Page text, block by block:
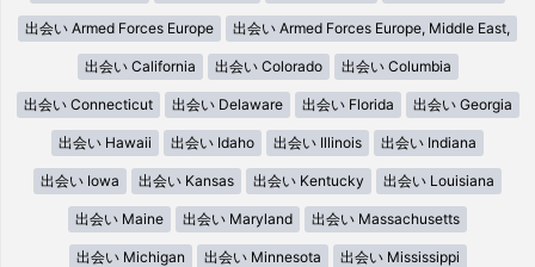
出会い Armed Forces Europe 出会い Armed Forces Europe, Middle East,
出会い California 出会い Colorado 出会い Columbia
出会い Connecticut 出会い Delaware 出会い Florida 出会い Georgia
出会い Hawaii 出会い Idaho 出会い Illinois 出会い Indiana
出会い Iowa 出会い Kansas 出会い Kentucky 出会い Louisiana
出会い Maine 出会い Maryland 出会い Massachusetts
出会い Michigan 出会い Minnesota 出会い Mississippi